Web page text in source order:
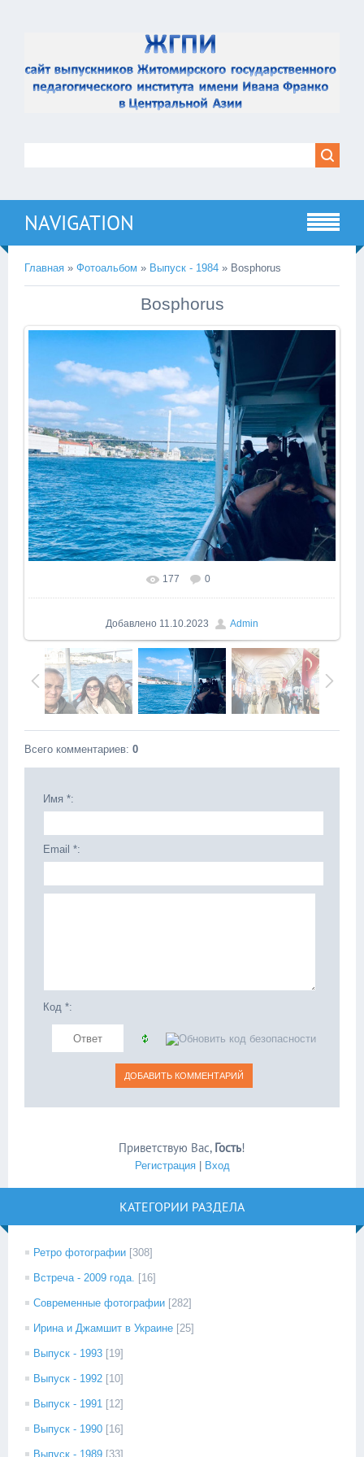
NAVIGATION
Главная » Фотоальбом » Выпуск - 1984 » Bosphorus
Bosphorus
177 0
Добавлено 11.10.2023 Admin
Всего комментариев: 0
Имя *:
Email *:
Код *:
Приветствую Вас, Гость!
Регистрация| Вход
КАТЕГОРИИ РАЗДЕЛА
Ретро фотографии [308]
Встреча - 2009 года. [16]
Современные фотографии [282]
Ирина и Джамшит в Украине [25]
Выпуск - 1993 [19]
Выпуск - 1992 [10]
Выпуск - 1991 [12]
Выпуск - 1990 [16]
Выпуск - 1989 [33]